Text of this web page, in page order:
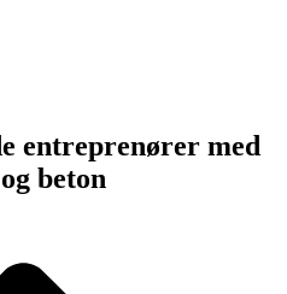
entreprenører med
beton